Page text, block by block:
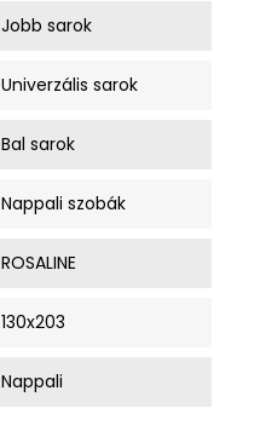
Jobb sarok
Univerzális sarok
Bal sarok
Nappali szobák
ROSALINE
130x203
Nappali